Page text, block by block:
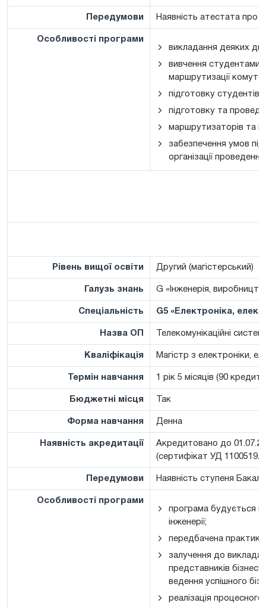
Передумови Наявність атестата про
Особливості програми
викладання деяких
вивчення студентами
маршрутизації
підготовку студентів
підготовку та
маршрутизаторів та
забезпечення умов
організації
Рівень вищої освіти Другий (магістерський)
Галузь знань G «Інженерія,
Спеціальність G5 «Електроніка,
Назва ОП Телекомунікаційні
Кваліфікація Магістр з електроніки,
Термін навчання 1 рік 5 місяців (90
Бюджетні місця Так
Форма навчання Денна
Наявність акредитації
Акредитовано до
(сертифікат УД 11005192)
Передумови Наявність ступеня
Особливості програми
програма будується
інженерії;
передбачена
залучення до
представників
ведення успішного
реалізація